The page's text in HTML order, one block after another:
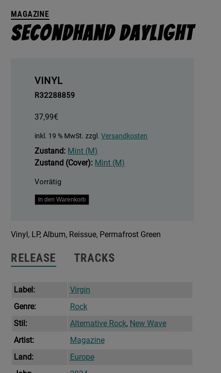
MAGAZINE
Secondhand Daylight
VINYL
R32288859
37,99€
inkl. 19 % MwSt. zzgl.Versandkosten
Zustand: Mint (M)
Zustand (Cover): Mint (M)
Vorrätig
Secondhand
In den Warenkorb
Vinyl, LP, Album, Reissue, Permafrost Green
RELEASE TRACKS
Label:
Virgin
Genre:
Rock
Stil:
Alternative Rock, New Wave
Artist:
Magazine
Land:
Europe